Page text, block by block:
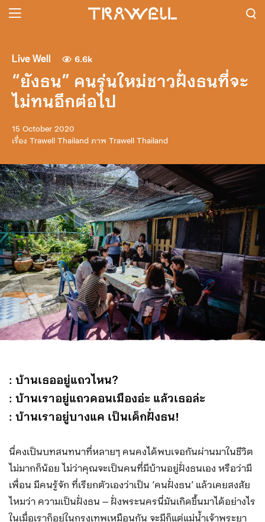
Live Well 6.6k
“ยังธน” คนรุ่นใหม่ชาวฝั่งธนที่จะ
ไม่ทนอีกต่อไป
15 October 2020
เรื่อง Trawell Thailand ภาพ Trawell Thailand
: บ้านเธออยู่แถวไหน?
: บ้านเราอยู่แถวดอนเมืองอ่ะ แล้วเธอล่ะ
: บ้านเราอยู่บางแค เป็นเด็กฝั่งธน!
นี่คงเป็นบทสนทนาที่หลายๆ คนคงได้พบเจอกันผ่านมาในชีวิต
ไม่มากก็น้อย ไม่ว่าคุณจะเป็นคนที่มีบ้านอยู่ฝั่งธนเอง หรือว่ามี
เพื่อน มีคนรู้จัก ที่เรียกตัวเองว่าเป็น ‘คนฝั่งธน’ แล้วเคยสงสัย
ไหมว่า ความเป็นฝั่งธน – ฝั่งพระนครนี่มันเกิดขึ้นมาได้อย่างไร
ในเมื่อเราก็อยู่ในกรุงเทพเหมือนกัน จะมีก็แต่แม่น้ำเจ้าพระยา